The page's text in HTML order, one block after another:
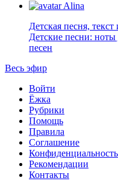
Alina
Детская песня,
Детские песни:
песен
Весь эфир
Войти
Ёжка
Рубрики
Помощь
Правила
Соглашение
Конфиденциальность
Рекомендации
Контакты